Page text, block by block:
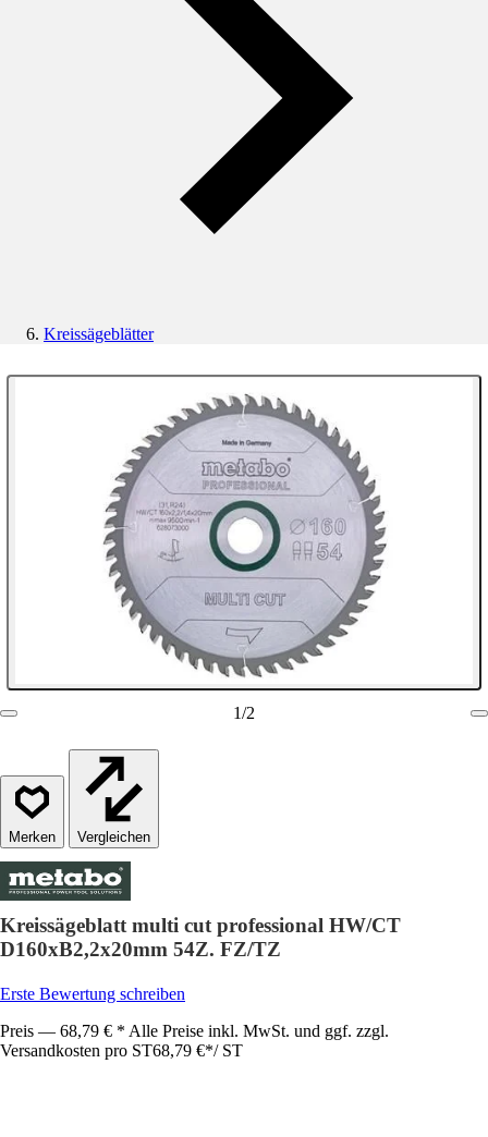
Kreissägeblätter
1/2
Vergleichen
Kreissägeblatt multi cut professional HW/CT
D160xB2,2x20mm 54Z. FZ/TZ
Erste Bewertung schreiben
Preis — 68,79 € * Alle Preise inkl. MwSt. und ggf. zzgl.
Versandkosten pro ST68,79 €*/ ST